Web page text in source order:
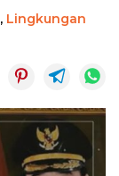
, Lingkungan